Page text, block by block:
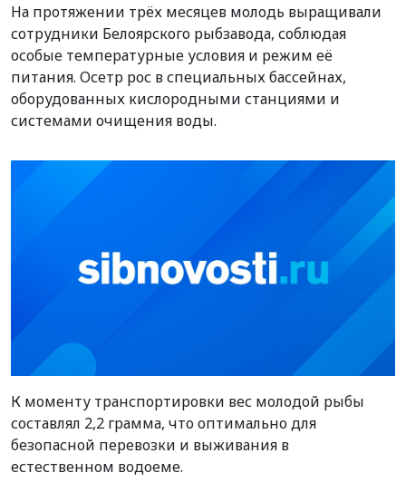
На протяжении трёх месяцев молодь выращивали
сотрудники Белоярского рыбзавода, соблюдая
особые температурные условия и режим её
питания. Осетр рос в специальных бассейнах,
оборудованных кислородными станциями и
системами очищения воды.
К моменту транспортировки вес молодой рыбы
составлял 2,2 грамма, что оптимально для
безопасной перевозки и выживания в
естественном водоеме.